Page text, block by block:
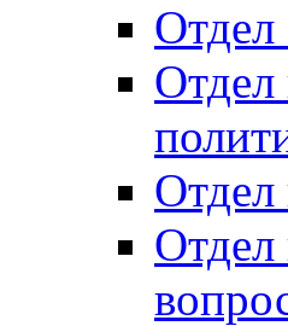
Отдел
Отдел
Отдел